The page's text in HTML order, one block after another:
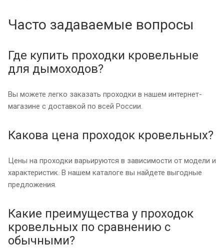
Часто задаваемые вопросы
Где купить проходки кровельные
для дымоходов?
Вы можете легко заказать проходки в нашем интернет-
магазине с доставкой по всей России.
Какова цена проходок кровельных?
Цены на проходки варьируются в зависимости от модели и
характеристик. В нашем каталоге вы найдете выгодные
предложения.
Какие преимущества у проходок
кровельных по сравнению с
обычными?